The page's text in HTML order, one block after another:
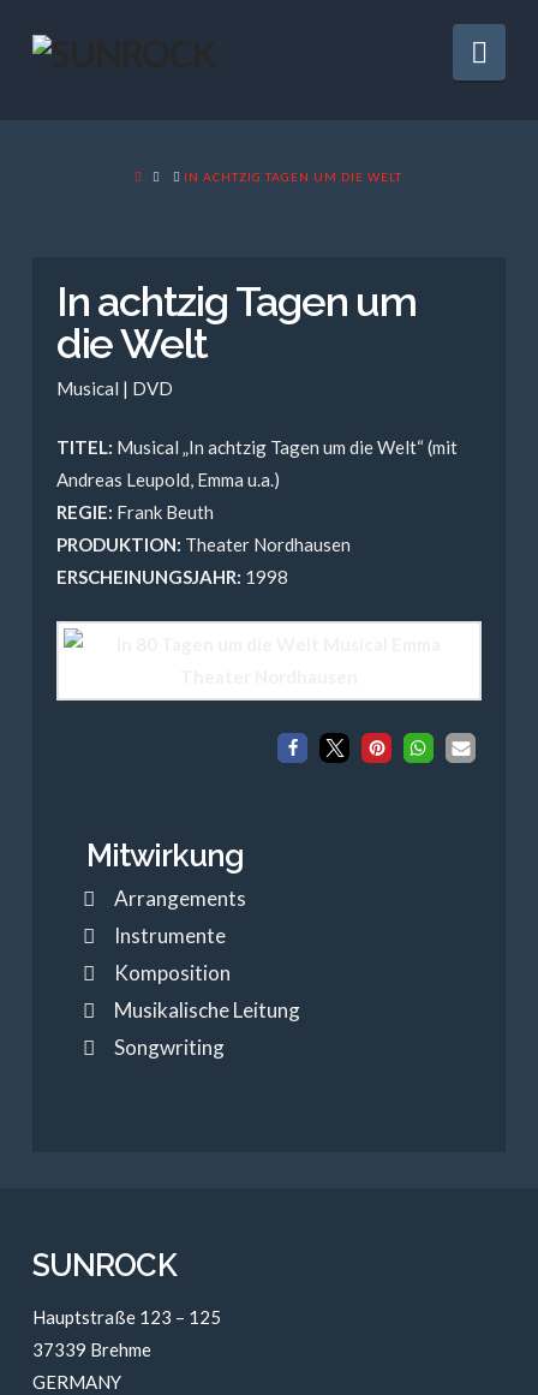
HOME IN ACHTZIG TAGEN UM DIE WELT
In achtzig Tagen um
die Welt
Musical | DVD
TITEL: Musical „In achtzig Tagen um die Welt“ (mit
Andreas Leupold, Emma u.a.)
REGIE: Frank Beuth
PRODUKTION: Theater Nordhausen
ERSCHEINUNGSJAHR: 1998
Mitwirkung
Arrangements
Instrumente
Komposition
Musikalische Leitung
Songwriting
SUNROCK
Hauptstraße 123 – 125
37339 Brehme
GERMANY